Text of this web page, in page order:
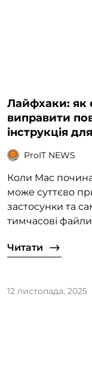
Лайфхаки: як
виправити
інструкція
ProIT NEWS
Коли Mac
може суттєво
застосунки та
тимчасові
Читати
12 листопада, 2025